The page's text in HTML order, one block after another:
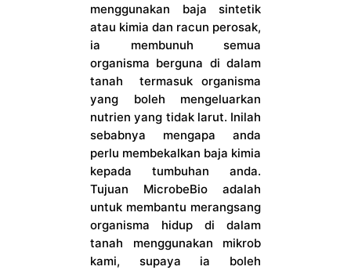
menggunakan baja sintetik
atau kimia dan racun perosak,
ia membunuh semua
organisma berguna di dalam
tanah termasuk organisma
yang boleh mengeluarkan
nutrien yang tidak larut. Inilah
sebabnya mengapa anda
perlu membekalkan baja kimia
kepada tumbuhan anda.
Tujuan MicrobeBio adalah
untuk membantu merangsang
organisma hidup di dalam
tanah menggunakan mikrob
kami, supaya ia boleh